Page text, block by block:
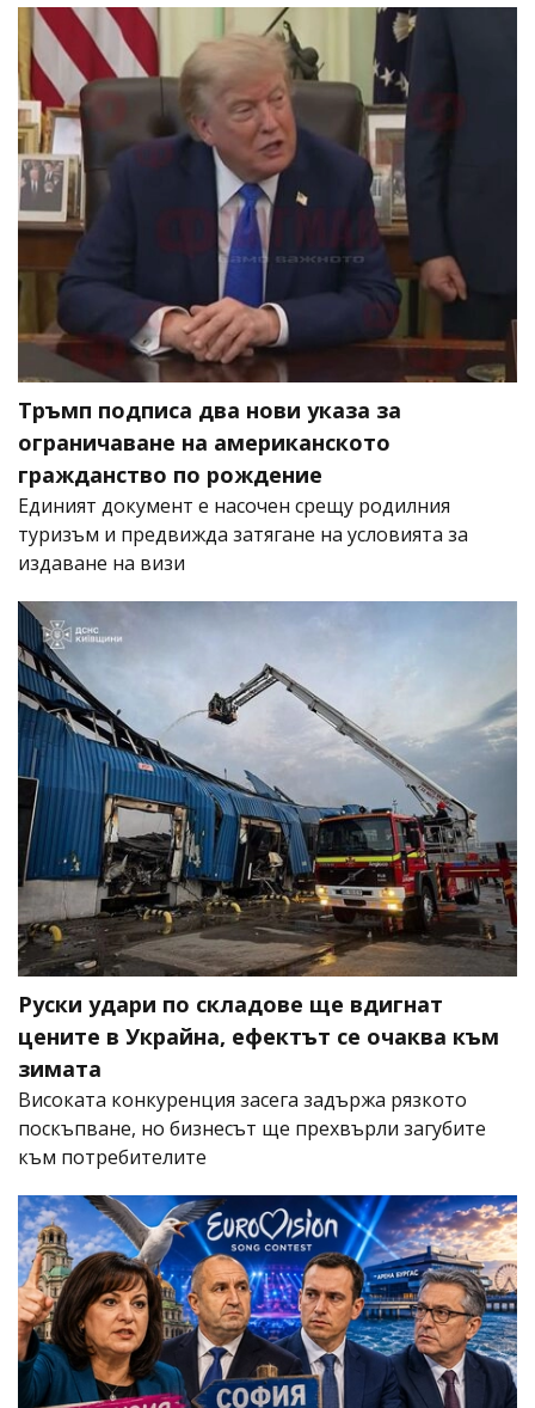
Тръмп подписа два нови указа за
ограничаване на американското
гражданство по рождение
Единият документ е насочен срещу родилния
туризъм и предвижда затягане на условията за
издаване на визи
Руски удари по складове ще вдигнат
цените в Украйна, ефектът се очаква към
зимата
Високата конкуренция засега задържа рязкото
поскъпване, но бизнесът ще прехвърли загубите
към потребителите